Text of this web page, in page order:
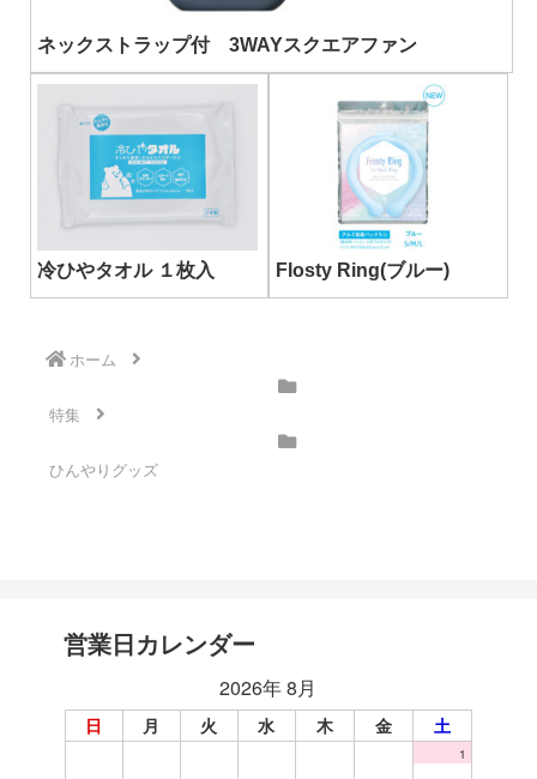
ネックストラップ付 3WAYスクエアファン
冷ひやタオル １枚入 Flosty Ring(ブルー)
ホーム
特集
ひんやりグッズ
営業日カレンダー
2026年 8月
日 月 火 水 木 金 土
1